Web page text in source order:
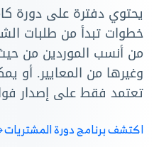
يحتوي دفترة على دورة
خطوات تبدأ من طلبات
من أنسب الموردين من
وغيرها من المعايير. أو
تعتمد فقط على إصدار
اكتشف برنامج دورة المشتريات